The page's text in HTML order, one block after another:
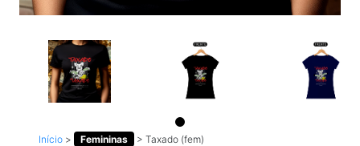
Início > Femininas > Taxado (fem)